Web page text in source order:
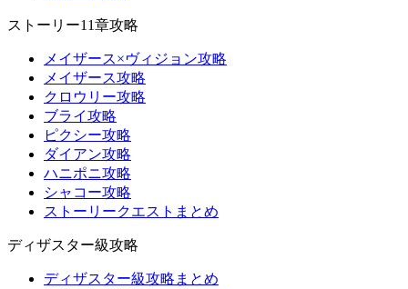
ストーリー11章攻略
メイザース×ヴィジョン攻略
メイザース攻略
クロウリー攻略
ブライ攻略
ピクシー攻略
ダイアン攻略
ハニポニ攻略
シャコー攻略
ストーリークエストまとめ
ディザスター級攻略
ディザスター級攻略まとめ